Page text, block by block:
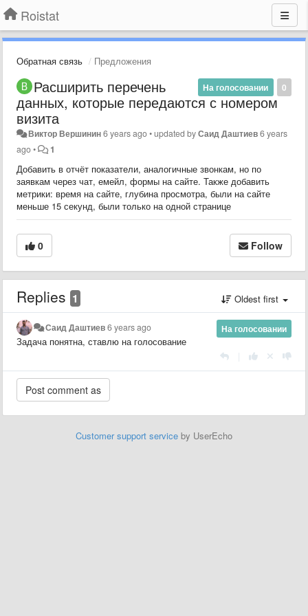
Roistat
Обратная связь Предложения
0
На голосовании
Расширить перечень
данных, которые передаются с номером
визита
Виктор Вершинин6 years ago•updated byСаид Даштиев6 years
ago• 1
Добавить в отчёт показатели, аналогичные звонкам, но по
заявкам через чат, емейл, формы на сайте. Также добавить
метрики: время на сайте, глубина просмотра, были на сайте
меньше 15 секунд, были только на одной странице
0 Follow
Replies 1 Oldest first
На голосовании
Саид Даштиев6 years ago
Задача понятна, ставлю на голосование
Customer support service by UserEcho